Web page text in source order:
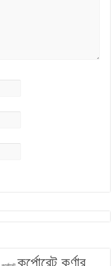
কর্পোরেট কর্ণার